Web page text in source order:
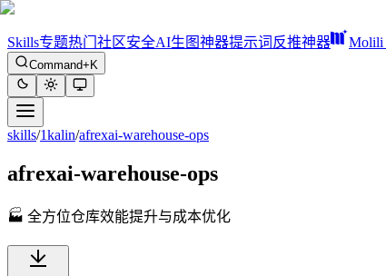
Skills专题热门 社区安全AI生图神器提示词反推神器 Molili
Command+K
skills/1kalin/afrexai-warehouse-ops
afrexai-warehouse-ops
🏭 全方位仓库效能提升与成本优化